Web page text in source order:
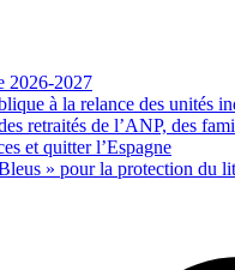
2026-2027
à la relance des unités
retraités de l’ANP, des
et quitter l’Espagne
» pour la protection du